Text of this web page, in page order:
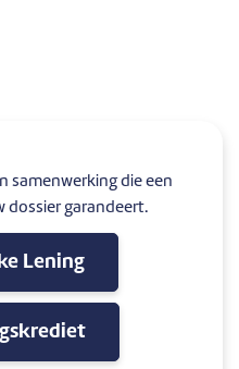
samenwerking die een
dossier garandeert.
Lening